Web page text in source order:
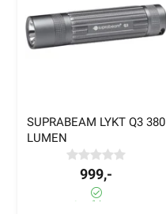
SUPRABEAM LYKT Q3 380
LUMEN
999,-
6± på lager